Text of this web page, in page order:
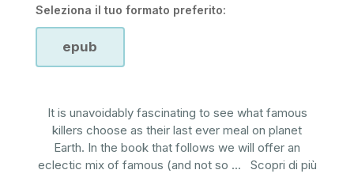
Seleziona il tuo formato preferito:
epub
It is unavoidably fascinating to see what famous
killers choose as their last ever meal on planet
Earth. In the book that follows we will offer an
eclectic mix of famous (and not so ... Scopri di più